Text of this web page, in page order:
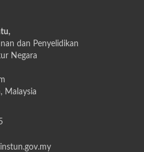
dan Penyelidikan
Negara
Malaysia